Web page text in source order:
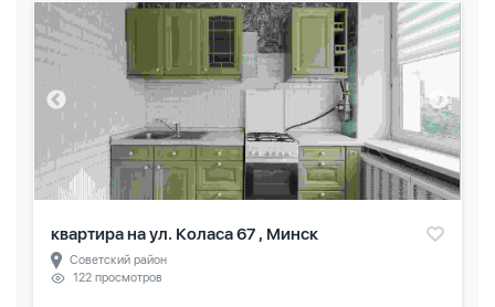
квартира на ул. Коласа 67 , Минск
Советский район
122 просмотров